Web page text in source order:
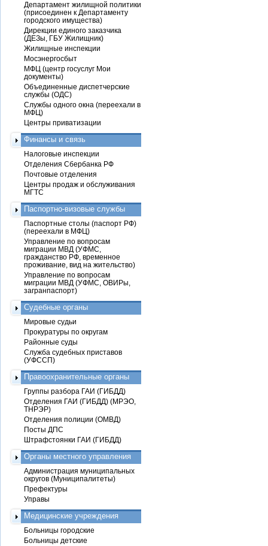
Департамент жилищной политики
(присоединен к Департаменту
городского имущества)
Дирекции единого заказчика
(ДЕЗы, ГБУ Жилищник)
Жилищные инспекции
Мосэнергосбыт
МФЦ (центр госуслуг Мои
документы)
Объединенные диспетчерские
службы (ОДС)
Службы одного окна (переехали в
МФЦ)
Центры приватизации
Финансы и связь
Налоговые инспекции
Отделения Сбербанка РФ
Почтовые отделения
Центры продаж и обслуживания
МГТС
Паспортно-визовые службы
Паспортные столы (паспорт РФ)
(переехали в МФЦ)
Управление по вопросам
миграции МВД (УФМС,
гражданство РФ, временное
проживание, вид на жительство)
Управление по вопросам
миграции МВД (УФМС, ОВИРы,
загранпаспорт)
Судебные органы
Мировые судьи
Прокуратуры по округам
Районные суды
Служба судебных приставов
(УФССП)
Правоохранительные органы
Группы разбора ГАИ (ГИБДД)
Отделения ГАИ (ГИБДД) (МРЭО,
ТНРЭР)
Отделения полиции (ОМВД)
Посты ДПС
Штрафстоянки ГАИ (ГИБДД)
Органы местного управления
Администрация муниципальных
округов (Муниципалитеты)
Префектуры
Управы
Медицинские учреждения
Больницы городские
Больницы детские